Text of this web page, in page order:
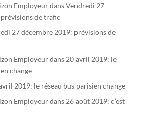
EmployeurdansVendredi 27
de trafic
27 décembre 2019: prévisions de
Employeurdans 20 avril 2019: le
change
2019: le réseau bus parisien change
Employeurdans 26 août 2019: c’est